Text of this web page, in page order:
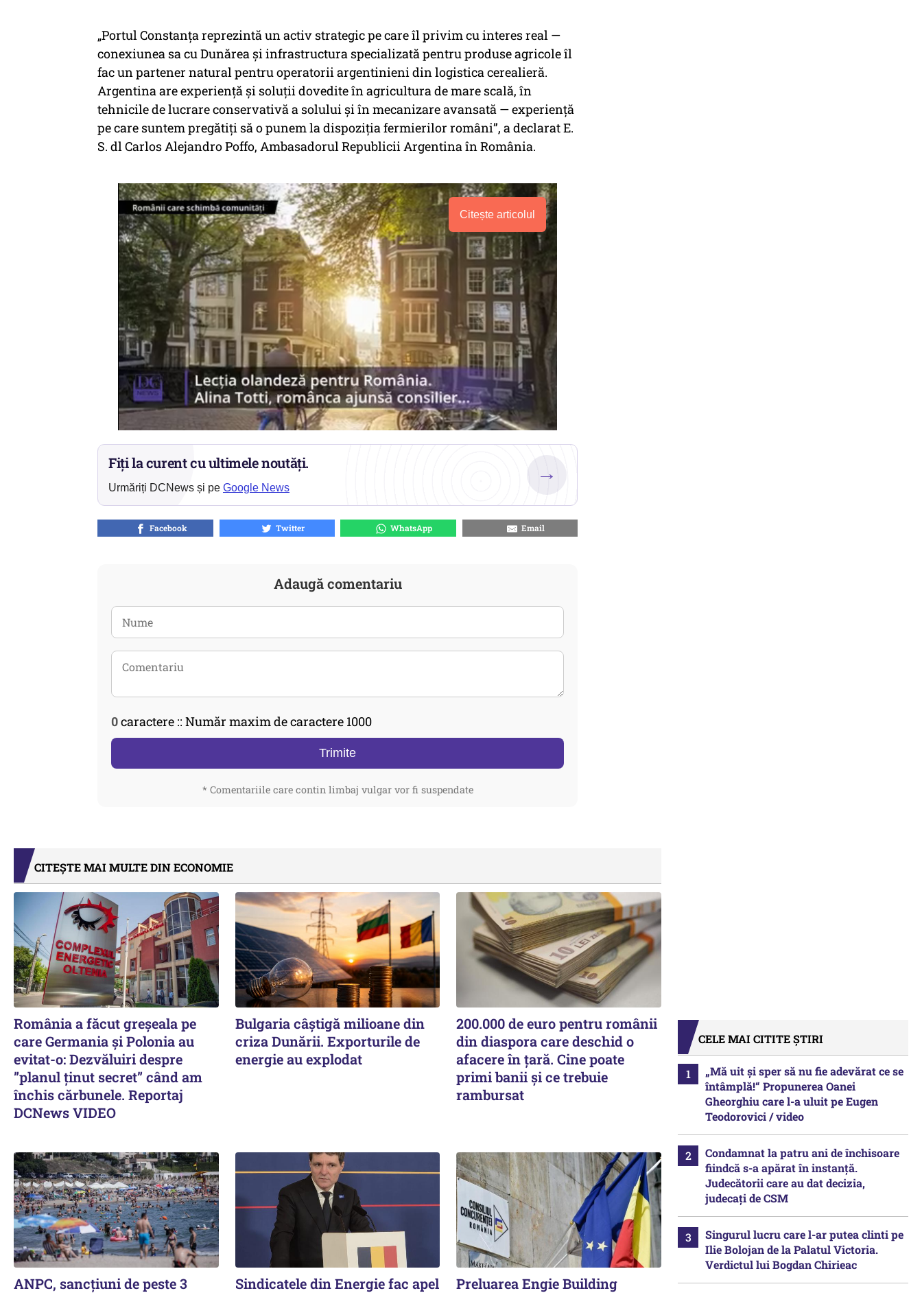
„Portul Constanța reprezintă un activ strategic pe care îl privim cu interes real —
conexiunea sa cu Dunărea și infrastructura specializată pentru produse agricole îl
fac un partener natural pentru operatorii argentinieni din logistica cerealieră.
Argentina are experiență și soluții dovedite în agricultura de mare scală, în
tehnicile de lucrare conservativă a solului și în mecanizare avansată — experiență
pe care suntem pregătiți să o punem la dispoziția fermierilor români”, a declarat E.
S. dl Carlos Alejandro Poffo, Ambasadorul Republicii Argentina în România.
Citește articolul
Fiți la curent cu ultimele noutăți.
Urmăriți DCNews și pe Google News
→
Facebook Twitter WhatsApp Email
Adaugă comentariu
0caractere :: Număr maxim de caractere 1000
Trimite
* Comentariile care contin limbaj vulgar vor fi suspendate
CITEȘTE MAI MULTE DIN ECONOMIE
România a făcut greșeala pe
care Germania și Polonia au
evitat-o: Dezvăluiri despre
”planul ținut secret” când am
închis cărbunele. Reportaj
DCNews VIDEO
Bulgaria câștigă milioane din
criza Dunării. Exporturile de
energie au explodat
200.000 de euro pentru românii
din diaspora care deschid o
afacere în țară. Cine poate
primi banii și ce trebuie
rambursat
ANPC, sancțiuni de peste 3
Sindicatele din Energie fac apel
Preluarea Engie Building
CELE MAI CITITE ȘTIRI
„Mă uit și sper să nu fie adevărat ce se
întâmplă!“ Propunerea Oanei
Gheorghiu care l-a uluit pe Eugen
Teodorovici / video
Condamnat la patru ani de închisoare
fiindcă s-a apărat în instanță.
Judecătorii care au dat decizia,
judecați de CSM
Singurul lucru care l-ar putea clinti pe
Ilie Bolojan de la Palatul Victoria.
Verdictul lui Bogdan Chirieac